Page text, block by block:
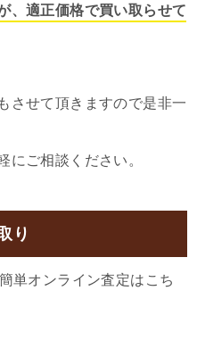
、適正価格で買い取らせて
させて頂きますので是非一
ご相談ください。
り
単オンライン査定はこち